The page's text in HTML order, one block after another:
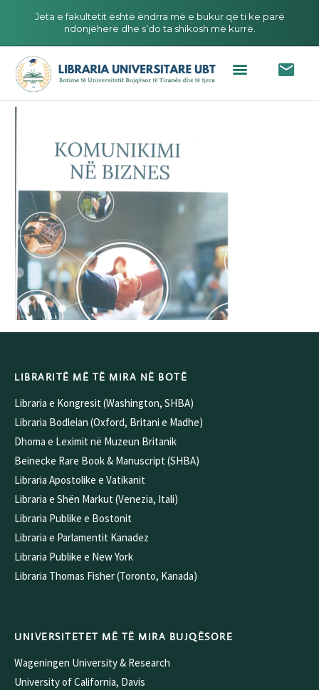
Jeta e fakultetit është ëndrra më e bukur që ti ke parë
ndonjëherë dhe s’do ta shikosh më kurrë.
LIBRARITË MË TË MIRA NË BOTË
Libraria e Kongresit (Washington, SHBA)
Libraria Bodleian (Oxford, Britani e Madhe)
Dhoma e Leximit në Muzeun Britanik
Beinecke Rare Book & Manuscript (SHBA)
Libraria Apostolike e Vatikanit
Libraria e Shën Markut (Venezia, Itali)
Libraria Publike e Bostonit
Libraria e Parlamentit Kanadez
Libraria Publike e New York
Libraria Thomas Fisher (Toronto, Kanada)
UNIVERSITETET MË TË MIRA BUJQËSORE
Wageningen University & Research
University of California, Davis